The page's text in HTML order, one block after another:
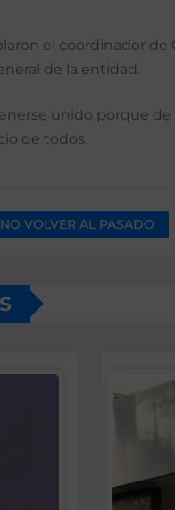
el coordinador de
de la entidad.
unido porque de
de todos.
VOLVER AL PASADO